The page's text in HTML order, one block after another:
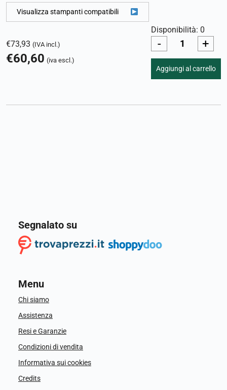
Visualizza stampanti compatibili
€73,93 (IVA incl.)
€60,60 (iva escl.)
Disponibilità: 0
- +
Aggiungi al carrello
Segnalato su
Menu
Chi siamo
Assistenza
Resi e Garanzie
Condizioni di vendita
Informativa sui cookies
Credits